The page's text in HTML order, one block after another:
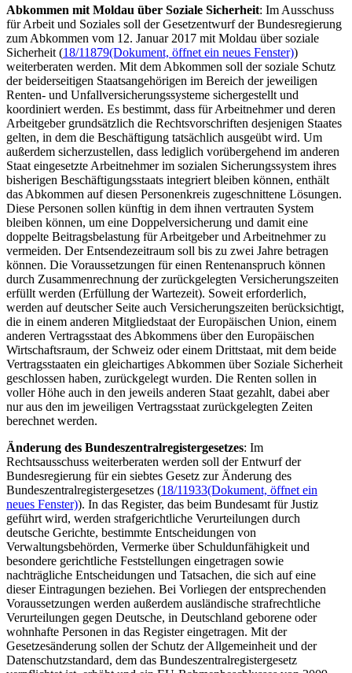
Abkommen mit Moldau über Soziale Sicherheit: Im Ausschuss
für Arbeit und Soziales soll der Gesetzentwurf der Bundesregierung
zum Abkommen vom 12. Januar 2017 mit Moldau über soziale
Sicherheit (18/11879(Dokument, öffnet ein neues Fenster))
weiterberaten werden. Mit dem Abkommen soll der soziale Schutz
der beiderseitigen Staatsangehörigen im Bereich der jeweiligen
Renten- und Unfallversicherungssysteme sichergestellt und
koordiniert werden. Es bestimmt, dass für Arbeitnehmer und deren
Arbeitgeber grundsätzlich die Rechtsvorschriften desjenigen Staates
gelten, in dem die Beschäftigung tatsächlich ausgeübt wird. Um
außerdem sicherzustellen, dass lediglich vorübergehend im anderen
Staat eingesetzte Arbeitnehmer im sozialen Sicherungssystem ihres
bisherigen Beschäftigungsstaats integriert bleiben können, enthält
das Abkommen auf diesen Personenkreis zugeschnittene Lösungen.
Diese Personen sollen künftig in dem ihnen vertrauten System
bleiben können, um eine Doppelversicherung und damit eine
doppelte Beitragsbelastung für Arbeitgeber und Arbeitnehmer zu
vermeiden. Der Entsendezeitraum soll bis zu zwei Jahre betragen
können. Die Voraussetzungen für einen Rentenanspruch können
durch Zusammenrechnung der zurückgelegten Versicherungszeiten
erfüllt werden (Erfüllung der Wartezeit). Soweit erforderlich,
werden auf deutscher Seite auch Versicherungszeiten berücksichtigt,
die in einem anderen Mitgliedstaat der Europäischen Union, einem
anderen Vertragsstaat des Abkommens über den Europäischen
Wirtschaftsraum, der Schweiz oder einem Drittstaat, mit dem beide
Vertragsstaaten ein gleichartiges Abkommen über Soziale Sicherheit
geschlossen haben, zurückgelegt wurden. Die Renten sollen in
voller Höhe auch in den jeweils anderen Staat gezahlt, dabei aber
nur aus den im jeweiligen Vertragsstaat zurückgelegten Zeiten
berechnet werden.
Änderung des Bundeszentralregistergesetzes: Im
Rechtsausschuss weiterberaten werden soll der Entwurf der
Bundesregierung für ein siebtes Gesetz zur Änderung des
Bundeszentralregistergesetzes (18/11933(Dokument, öffnet ein
neues Fenster)). In das Register, das beim Bundesamt für Justiz
geführt wird, werden strafgerichtliche Verurteilungen durch
deutsche Gerichte, bestimmte Entscheidungen von
Verwaltungsbehörden, Vermerke über Schuldunfähigkeit und
besondere gerichtliche Feststellungen eingetragen sowie
nachträgliche Entscheidungen und Tatsachen, die sich auf eine
dieser Eintragungen beziehen. Bei Vorliegen der entsprechenden
Voraussetzungen werden außerdem ausländische strafrechtliche
Verurteilungen gegen Deutsche, in Deutschland geborene oder
wohnhafte Personen in das Register eingetragen. Mit der
Gesetzesänderung sollen der Schutz der Allgemeinheit und der
Datenschutzstandard, dem das Bundeszentralregistergesetz